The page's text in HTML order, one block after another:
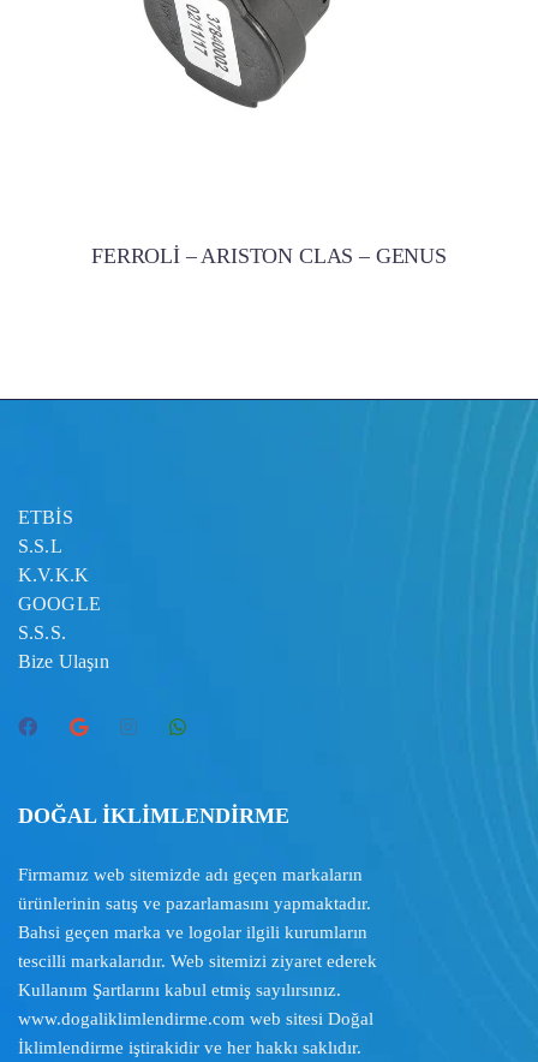
FERROLİ – ARISTON CLAS – GENUS
ETBİS
S.S.L
K.V.K.K
GOOGLE
S.S.S.
Bize Ulaşın
DOĞAL İKLİMLENDİRME
Firmamız web sitemizde adı geçen markaların
ürünlerinin satış ve pazarlamasını yapmaktadır.
Bahsi geçen marka ve logolar ilgili kurumların
tescilli markalarıdır. Web sitemizi ziyaret ederek
Kullanım Şartlarını kabul etmiş sayılırsınız.
www.dogaliklimlendirme.com web sitesi Doğal
İklimlendirme iştirakidir ve her hakkı saklıdır.